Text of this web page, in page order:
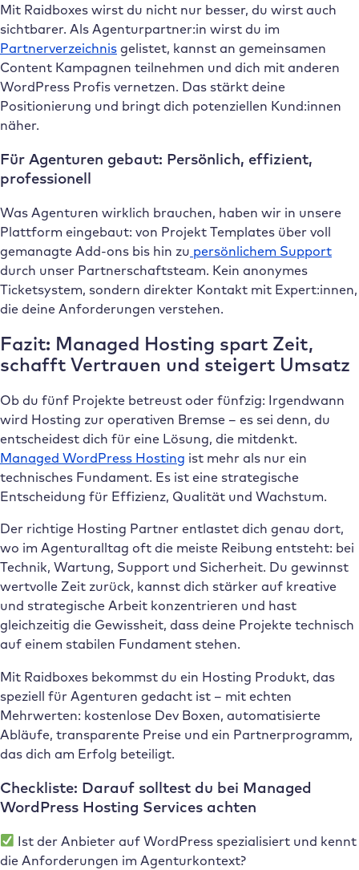
Mit Raidboxes wirst du nicht nur besser, du wirst auch
sichtbarer. Als Agenturpartner:in wirst du im
Partnerverzeichnis gelistet, kannst an gemeinsamen
Content Kampagnen teilnehmen und dich mit anderen
WordPress Profis vernetzen. Das stärkt deine
Positionierung und bringt dich potenziellen Kund:innen
näher.
Für Agenturen gebaut: Persönlich, effizient,
professionell
Was Agenturen wirklich brauchen, haben wir in unsere
Plattform eingebaut: von Projekt Templates über voll
gemanagte Add-ons bis hin zu persönlichem Support
durch unser Partnerschaftsteam. Kein anonymes
Ticketsystem, sondern direkter Kontakt mit Expert:innen,
die deine Anforderungen verstehen.
Fazit: Managed Hosting spart Zeit,
schafft Vertrauen und steigert Umsatz
Ob du fünf Projekte betreust oder fünfzig: Irgendwann
wird Hosting zur operativen Bremse – es sei denn, du
entscheidest dich für eine Lösung, die mitdenkt.
Managed WordPress Hosting ist mehr als nur ein
technisches Fundament. Es ist eine strategische
Entscheidung für Effizienz, Qualität und Wachstum.
Der richtige Hosting Partner entlastet dich genau dort,
wo im Agenturalltag oft die meiste Reibung entsteht: bei
Technik, Wartung, Support und Sicherheit. Du gewinnst
wertvolle Zeit zurück, kannst dich stärker auf kreative
und strategische Arbeit konzentrieren und hast
gleichzeitig die Gewissheit, dass deine Projekte technisch
auf einem stabilen Fundament stehen.
Mit Raidboxes bekommst du ein Hosting Produkt, das
speziell für Agenturen gedacht ist – mit echten
Mehrwerten: kostenlose Dev Boxen, automatisierte
Abläufe, transparente Preise und ein Partnerprogramm,
das dich am Erfolg beteiligt.
Checkliste: Darauf solltest du bei Managed
WordPress Hosting Services achten
Ist der Anbieter auf WordPress spezialisiert und kennt
die Anforderungen im Agenturkontext?